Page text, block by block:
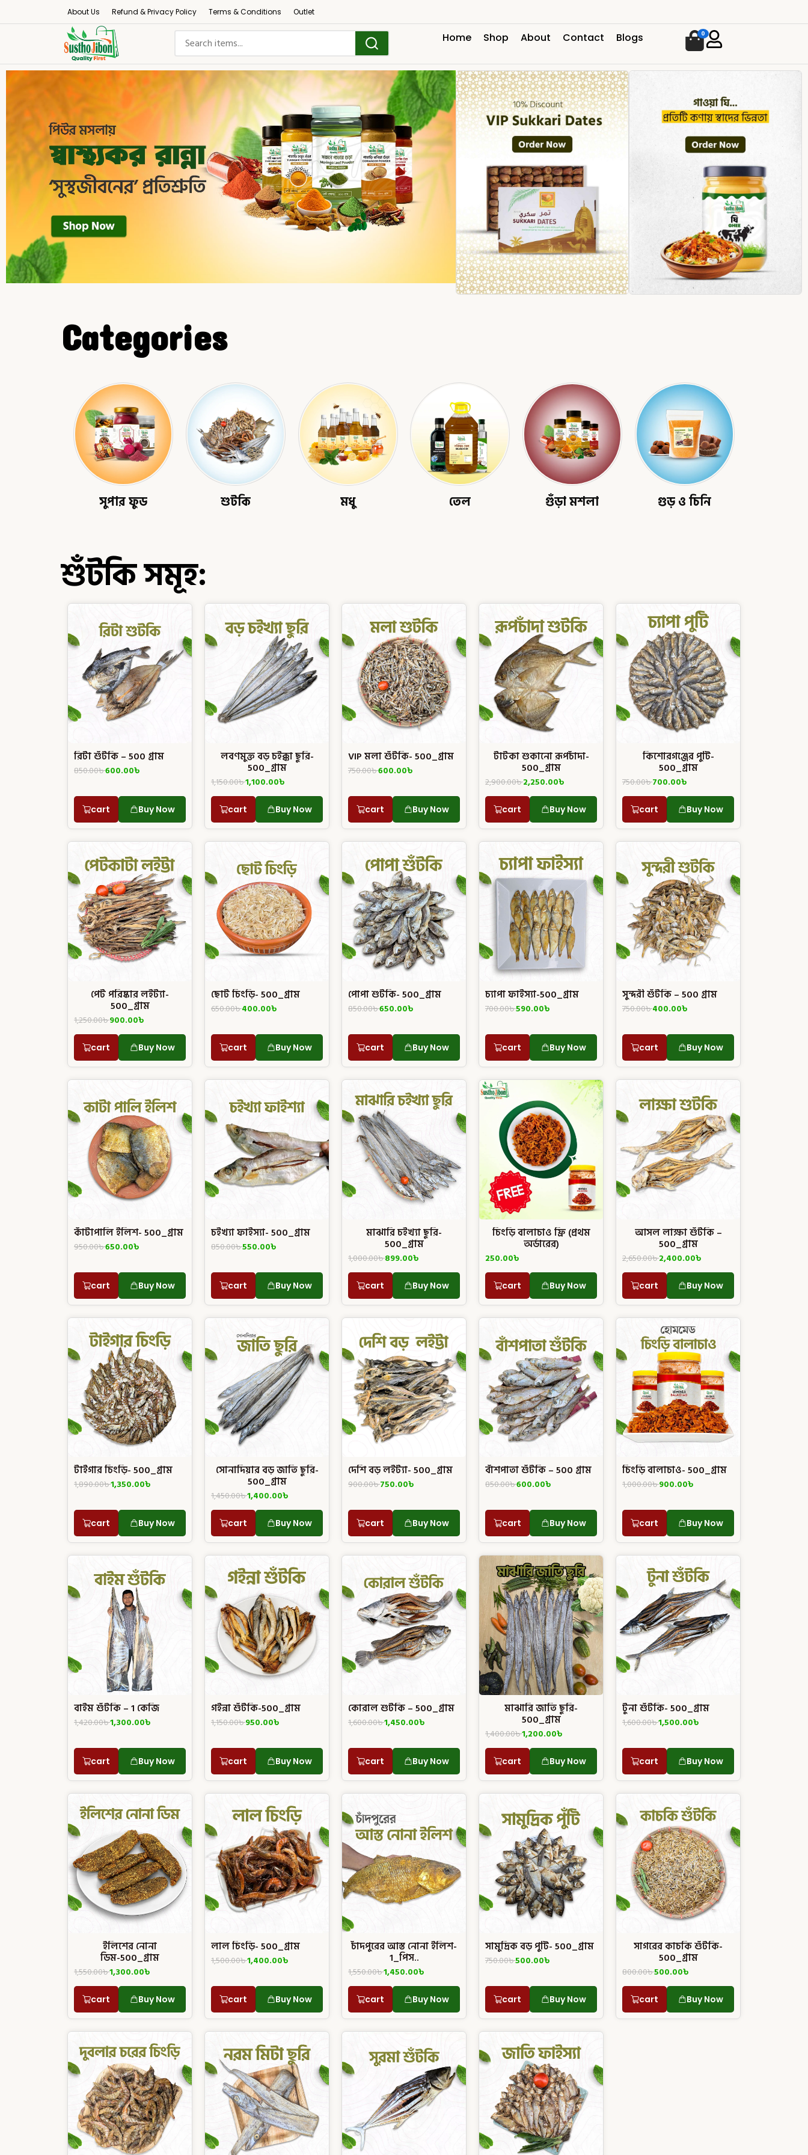
About Us Refund & Privacy Policy Terms & Conditions Outlet
Home Shop About Contact Blogs 0
Categories
সুপার ফুড শুটকি মধু তেল গুঁড়া মশলা গুড় ও চিনি
শুঁটকি সমূহ:
রিটা শুঁটকি – 500 গ্রাম
850.00৳600.00৳
cart Buy Now
লবণমুক্ত বড় চইক্কা ছুরি-
500_গ্রাম
1,150.00৳1,100.00৳
cart Buy Now
VIP মলা শুঁটকি- 500_গ্রাম
750.00৳600.00৳
cart Buy Now
টাটকা শুকানো রূপচাঁদা-
500_গ্রাম
2,900.00৳2,250.00৳
cart Buy Now
কিশোরগঞ্জের পুটি-
500_গ্রাম
750.00৳700.00৳
cart Buy Now
পেট পরিষ্কার লইট্যা-
500_গ্রাম
1,250.00৳900.00৳
cart Buy Now
ছোট চিংড়ি- 500_গ্রাম
650.00৳400.00৳
cart Buy Now
পোপা শুটকি- 500_গ্রাম
850.00৳650.00৳
cart Buy Now
চ্যাপা ফাইস্যা-500_গ্রাম
700.00৳590.00৳
cart Buy Now
সুন্দরী শুঁটকি – 500 গ্রাম
750.00৳400.00৳
cart Buy Now
কাঁটাপালি ইলিশ- 500_গ্রাম
950.00৳650.00৳
cart Buy Now
চইখ্যা ফাইস্যা- 500_গ্রাম
850.00৳550.00৳
cart Buy Now
মাঝারি চইখ্যা ছুরি-
500_গ্রাম
1,000.00৳899.00৳
cart Buy Now
চিংড়ি বালাচাও ফ্রি (প্রথম
অর্ডারের)
250.00৳
cart Buy Now
আসল লাক্ষা শুঁটকি –
500_গ্রাম
2,650.00৳2,400.00৳
cart Buy Now
টাইগার চিংড়ি- 500_গ্রাম
1,890.00৳1,350.00৳
cart Buy Now
সোনাদিয়ার বড় জাতি ছুরি-
500_গ্রাম
1,450.00৳1,400.00৳
cart Buy Now
দেশি বড় লইট্যা- 500_গ্রাম
900.00৳750.00৳
cart Buy Now
বাঁশপাতা শুঁটকি – 500 গ্রাম
850.00৳600.00৳
cart Buy Now
চিংড়ি বালাচাও- 500_গ্রাম
1,000.00৳900.00৳
cart Buy Now
বাইম শুঁটকি – 1 কেজি
1,420.00৳1,300.00৳
cart Buy Now
গইন্না শুঁটকি-500_গ্রাম
1,150.00৳950.00৳
cart Buy Now
কোরাল শুটকি – 500_গ্রাম
1,600.00৳1,450.00৳
cart Buy Now
মাঝারি জাতি ছুরি-
500_গ্রাম
1,400.00৳1,200.00৳
cart Buy Now
টুনা শুঁটকি- 500_গ্রাম
1,600.00৳1,500.00৳
cart Buy Now
ইলিশের নোনা
ডিম-500_গ্রাম
1,550.00৳1,300.00৳
cart Buy Now
লাল চিংড়ি- 500_গ্রাম
1,500.00৳1,400.00৳
cart Buy Now
চাঁদপুরের আস্ত নোনা ইলিশ-
1_পিস..
1,550.00৳1,450.00৳
cart Buy Now
সামুদ্রিক বড় পুটি- 500_গ্রাম
750.00৳500.00৳
cart Buy Now
সাগরের কাচকি শুঁটকি-
500_গ্রাম
800.00৳500.00৳
cart Buy Now